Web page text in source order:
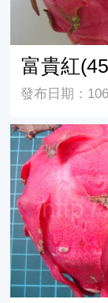
富貴紅
發布日期：
台農1號-小甜甜